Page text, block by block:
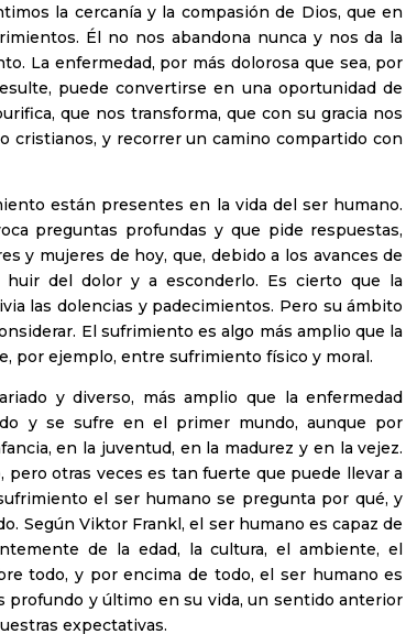
la cercanía y la compasión de Dios, que en
Él no nos abandona nunca y nos da la
La enfermedad, por más dolorosa que sea, por
puede convertirse en una oportunidad de
que nos transforma, que con su gracia nos
cristianos, y recorrer un camino compartido con
están presentes en la vida del ser humano.
preguntas profundas y que pide respuestas,
y mujeres de hoy, que, debido a los avances de
del dolor y a esconderlo. Es cierto que la
las dolencias y padecimientos. Pero su ámbito
El sufrimiento es algo más amplio que la
por ejemplo, entre sufrimiento físico y moral.
y diverso, más amplio que la enfermedad
y se sufre en el primer mundo, aunque por
en la juventud, en la madurez y en la vejez.
otras veces es tan fuerte que puede llevar a
el ser humano se pregunta por qué, y
Según Viktor Frankl, el ser humano es capaz de
de la edad, la cultura, el ambiente, el
todo, y por encima de todo, el ser humano es
profundo y último en su vida, un sentido anterior
expectativas.